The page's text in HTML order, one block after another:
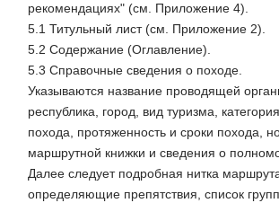
рекомендациях" (см. Приложение 4).
5.1 Титульный лист (см. Приложение 2).
5.2 Содержание (Оглавление).
5.3 Справочные сведения о походе.
Указываются название проводящей
республика, город, вид туризма,
похода, протяженность и сроки похода,
маршрутной книжки и сведения о
Далее следует подробная нитка
определяющие препятствия, список